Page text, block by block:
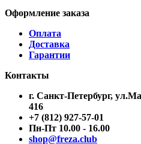
Оформление заказа
Оплата
Доставка
Гарантии
Контакты
г. Санкт-Петербург,
416
+7 (812) 927-57-01
Пн-Пт 10.00 - 16.00
shop@freza.club